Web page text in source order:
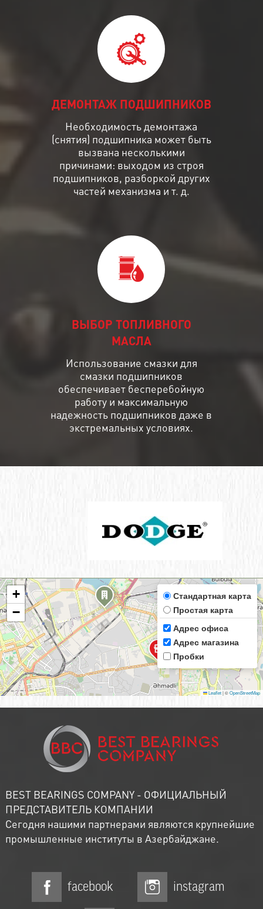
ДЕМОНТАЖ ПОДШИПНИКОВ
Необходимость демонтажа
(снятия) подшипника может быть
вызвана несколькими
причинами: выходом из строя
подшипников, разборкой других
частей механизма и т. д.
ВЫБОР ТОПЛИВНОГО
МАСЛА
Использование смазки для
смазки подшипников
обеспечивает бесперебойную
работу и максимальную
надежность подшипников даже в
экстремальных условиях.
+
−
Стандартная карта
Простая карта
Адрес офиса
Адрес магазина
Пробки
Leaflet|©OpenStreetMap
BEST BEARINGS COMPANY - ОФИЦИАЛЬНЫЙ
ПРЕДСТАВИТЕЛЬ КОМПАНИИ
Сегодня нашими партнерами являются крупнейшие
промышленные институты в Азербайджане.
facebook instagram